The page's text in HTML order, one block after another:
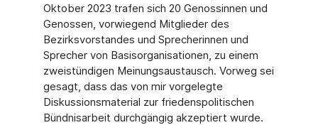
Oktober 2023 trafen sich 20 Genossinnen und
Ge­nossen, vorwiegend Mitglieder des
Bezirksvorstandes und Sprecherinnen und
Sprecher von Basisorganisationen, zu einem
zweistündigen Meinungsaustausch. Vorweg sei
gesagt, dass das von mir vorgelegte
Diskussionsmaterial zur friedenspolitischen
Bündnisarbeit durchgän­gig akzeptiert wurde.